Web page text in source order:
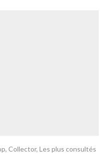
,Collector,Les plus consultés